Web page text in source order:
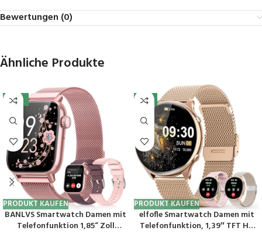
Bewertungen (0)
Ähnliche Produkte
-10%
PRODUKT KAUFEN
BANLVS Smartwatch Damen mit
Telefonfunktion 1,85“ Zoll
-7%
PRODUKT KAUFEN
elfofle Smartwatch Damen mit
Telefonfunktion, 1,39″ TFT HD